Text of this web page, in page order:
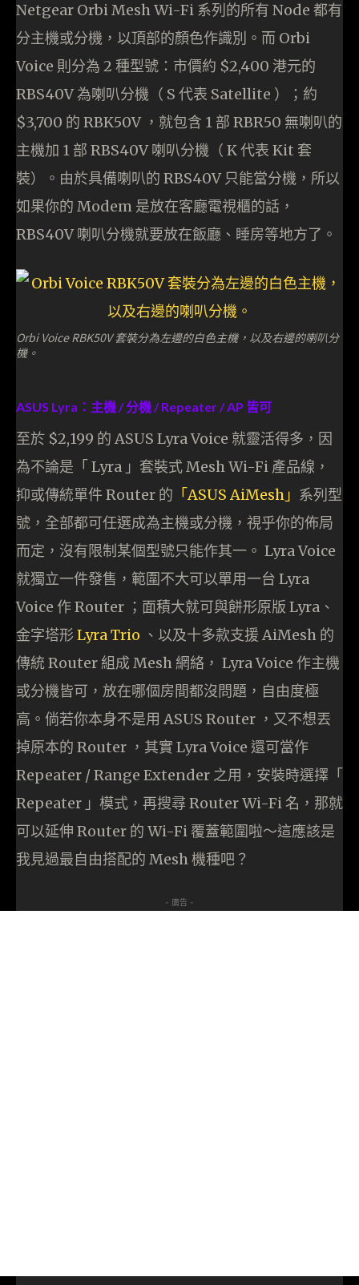
Netgear Orbi Mesh Wi-Fi 系列的所有 Node 都有
分主機或分機，以頂部的顏色作識別。而 Orbi
Voice 則分為 2 種型號：市價約 $2,400 港元的
RBS40V 為喇叭分機（ S 代表 Satellite ）；約
$3,700 的 RBK50V ，就包含 1 部 RBR50 無喇叭的
主機加 1 部 RBS40V 喇叭分機（ K 代表 Kit 套
裝）。由於具備喇叭的 RBS40V 只能當分機，所以
如果你的 Modem 是放在客廳電視櫃的話，
RBS40V 喇叭分機就要放在飯廳、睡房等地方了。
Orbi Voice RBK50V 套裝分為左邊的白色主機，以及右邊的喇叭分
機。
ASUS Lyra：主機 / 分機 / Repeater / AP 皆可
至於 $2,199 的 ASUS Lyra Voice 就靈活得多，因
為不論是「 Lyra 」套裝式 Mesh Wi-Fi 產品線，
抑或傳統單件 Router 的 「ASUS AiMesh」 系列型
號，全部都可任選成為主機或分機，視乎你的佈局
而定，沒有限制某個型號只能作其一。 Lyra Voice
就獨立一件發售，範圍不大可以單用一台 Lyra
Voice 作 Router ；面積大就可與餅形原版 Lyra、
金字塔形 Lyra Trio 、以及十多款支援 AiMesh 的
傳統 Router 組成 Mesh 網絡， Lyra Voice 作主機
或分機皆可，放在哪個房間都沒問題，自由度極
高。倘若你本身不是用 ASUS Router ，又不想丟
掉原本的 Router ，其實 Lyra Voice 還可當作
Repeater / Range Extender 之用，安裝時選擇「
Repeater 」模式，再搜尋 Router Wi-Fi 名，那就
可以延伸 Router 的 Wi-Fi 覆蓋範圍啦～這應該是
我見過最自由搭配的 Mesh 機種吧？
- 廣告 -